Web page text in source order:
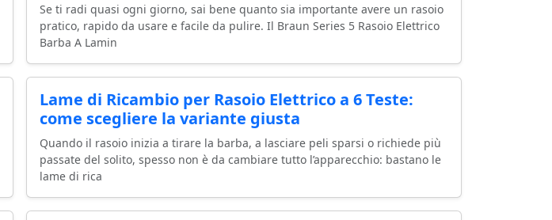
Se ti radi quasi ogni giorno, sai bene quanto sia importante avere un rasoio
pratico, rapido da usare e facile da pulire. Il Braun Series 5 Rasoio Elettrico
Barba A Lamin
Lame di Ricambio per Rasoio Elettrico a 6 Teste:
come scegliere la variante giusta
Quando il rasoio inizia a tirare la barba, a lasciare peli sparsi o richiede più
passate del solito, spesso non è da cambiare tutto l’apparecchio: bastano le
lame di rica